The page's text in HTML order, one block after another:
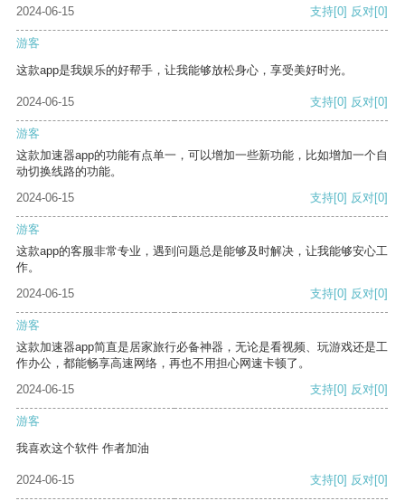
2024-06-15 支持[0] 反对[0]
游客
这款app是我娱乐的好帮手，让我能够放松身心，享受美好时光。
2024-06-15 支持[0] 反对[0]
游客
这款加速器app的功能有点单一，可以增加一些新功能，比如增加一个自
动切换线路的功能。
2024-06-15
支持[0] 反对[0]
游客
这款app的客服非常专业，遇到问题总是能够及时解决，让我能够安心工
作。
2024-06-15
支持[0] 反对[0]
游客
这款加速器app简直是居家旅行必备神器，无论是看视频、玩游戏还是工
作办公，都能畅享高速网络，再也不用担心网速卡顿了。
2024-06-15
支持[0] 反对[0]
游客
我喜欢这个软件 作者加油
2024-06-15 支持[0] 反对[0]